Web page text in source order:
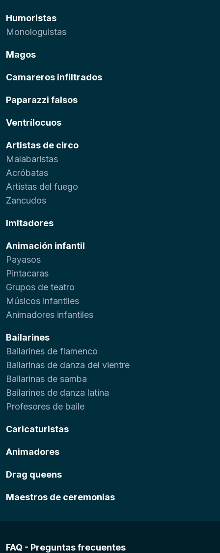
Humoristas
Monologuistas
Magos
Camareros infiltrados
Paparazzi falsos
Ventrílocuos
Artistas de circo
Malabaristas
Acróbatas
Artistas del fuego
Zancudos
Imitadores
Animación infantil
Payasos
Pintacaras
Grupos de teatro
Músicos infantiles
Animadores infantiles
Bailarines
Bailarines de flamenco
Bailarinas de danza del vientre
Bailarinas de samba
Bailarines de danza latina
Profesores de baile
Caricaturistas
Animadores
Drag queens
Maestros de ceremonias
FAQ - Preguntas frecuentes